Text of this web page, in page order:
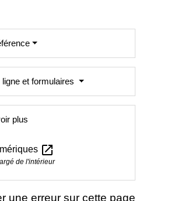
et formulaires
plus
open_in_new
de l'intérieur
une erreur sur cette page